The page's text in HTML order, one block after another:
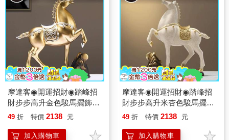
摩達客◉開運招財◉踏峰招
財步步高升金色駿馬擺飾_
客廳玄關臥室好風水好運勢
49 折 特價 2138 元
加入購物車
摩達客◉開運招財◉踏峰招
財步步高升米杏色駿馬擺飾
_客廳玄關臥室好風水好運
49 折 特價 2138 元
加入購物車